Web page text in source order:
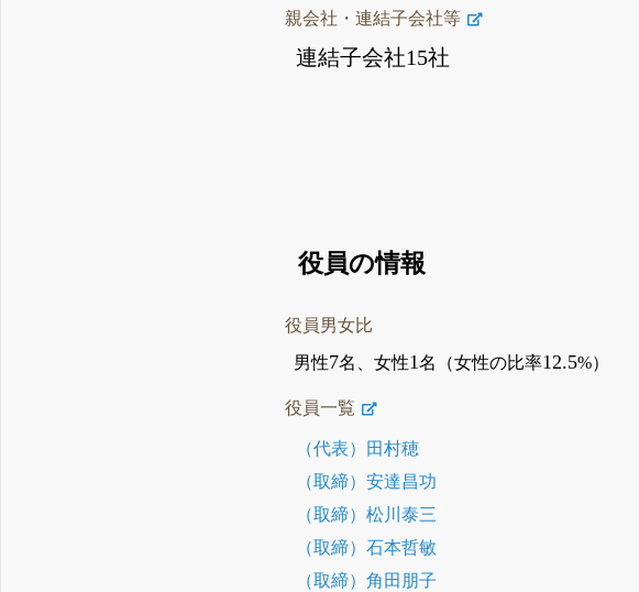
親会社・連結子会社等
連結子会社15社
役員の情報
役員男女比
男性7名、女性1名（女性の比率12.5%）
役員一覧
（代表）田村穂
（取締）安達昌功
（取締）松川泰三
（取締）石本哲敏
（取締）角田朋子